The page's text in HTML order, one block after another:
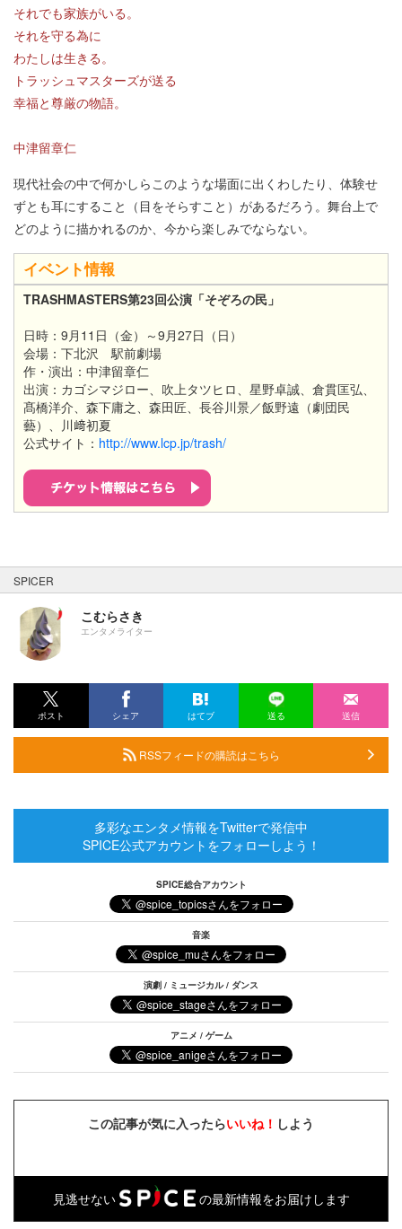
それでも家族がいる。
それを守る為に
わたしは生きる。
トラッシュマスターズが送る
幸福と尊厳の物語。
中津留章仁
現代社会の中で何かしらこのような場面に出くわしたり、体験せ
ずとも耳にすること（目をそらすこと）があるだろう。舞台上で
どのように描かれるのか、今から楽しみでならない。
イベント情報
TRASHMASTERS第23回公演「そぞろの民」
日時：9月11日（金）～9月27日（日）
会場：下北沢 駅前劇場
作・演出：中津留章仁
出演：カゴシマジロー、吹上タツヒロ、星野卓誠、倉貫匡弘、
髙橋洋介、森下庸之、森田匠、長谷川景／飯野遠（劇団民
藝）、川﨑初夏
公式サイト： http://www.lcp.jp/trash/​
SPICER
こむらさき
エンタメライター
ポスト シェア はてブ 送る 送信
RSSフィードの購読はこちら
多彩なエンタメ情報をTwitterで発信中
SPICE公式アカウントをフォローしよう！
SPICE総合アカウント
音楽
演劇 / ミュージカル / ダンス
アニメ / ゲーム
この記事が気に入ったらいいね！ しよう
見逃せない の最新情報をお届けします